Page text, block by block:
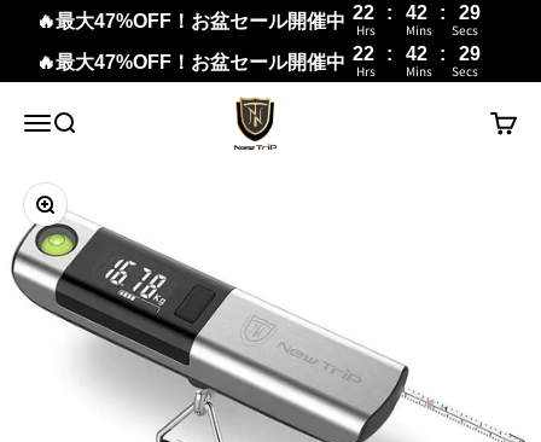
🔥最大47%OFF！お盆セール開催中 22 : 42 : 28
Hrs Mins Secs
🔥最大47%OFF！お盆セール開催中 22 : 42 : 28
Hrs Mins Secs
メニュー
検索
New Trip
カート
ズームイン